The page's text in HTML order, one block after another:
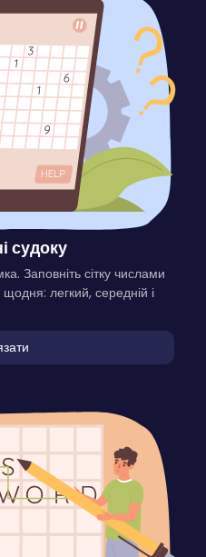
судоку
Заповніть сітку числами
щодня: легкий, середній і